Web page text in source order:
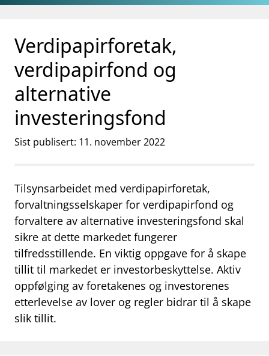
Gå til hovedinnhold
Gå til søkesiden
Verdipapirforetak,
verdipapirfond og
alternative
investeringsfond
Sist publisert: 11. november 2022
Tilsynsarbeidet med verdipapirforetak,
forvaltningsselskaper for verdipapirfond og
forvaltere av alternative investeringsfond skal
sikre at dette markedet fungerer
tilfredsstillende. En viktig oppgave for å skape
tillit til markedet er investorbeskyttelse. Aktiv
oppfølging av foretakenes og investorenes
etterlevelse av lover og regler bidrar til å skape
slik tillit.